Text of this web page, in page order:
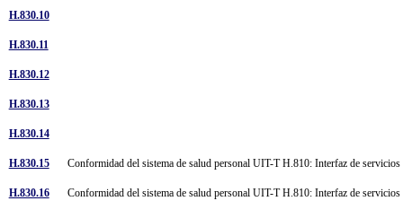
H.830.10
H.830.11
H.830.12
H.830.13
H.830.14
H.830.15 Conformidad del sistema de salud personal UIT-T H.810: Interfaz de
H.830.16 Conformidad del sistema de salud personal UIT-T H.810: Interfaz de